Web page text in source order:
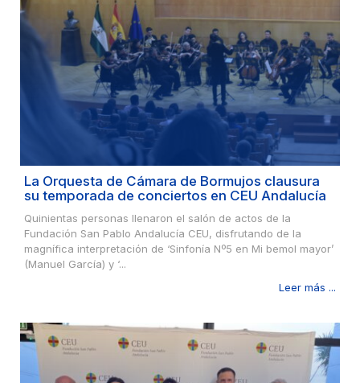
La Orquesta de Cámara de Bormujos clausura
su temporada de conciertos en CEU Andalucía
Quinientas personas llenaron el salón de actos de la
Fundación San Pablo Andalucía CEU, disfrutando de la
magnífica interpretación de ‘Sinfonía Nº5 en Mi bemol mayor’
(Manuel García) y ‘...
Leer más ...